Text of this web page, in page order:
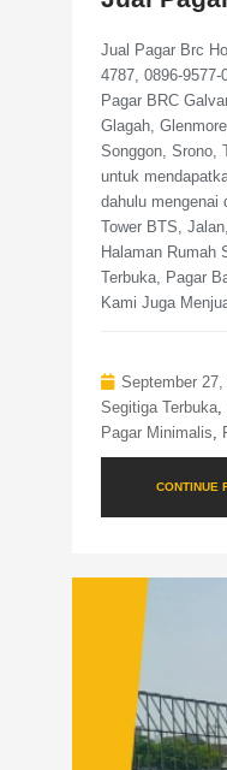
Jual Pagar Brc
4787, 0896-
Pagar BRC
Glagah,
Songgon, Srono,
untuk
dahulu mengenai
Tower BTS,
Halaman Rumah
Terbuka, Pagar
Kami Juga
September 27,
Segitiga Terbuka
Pagar Minimalis
CONTINUE